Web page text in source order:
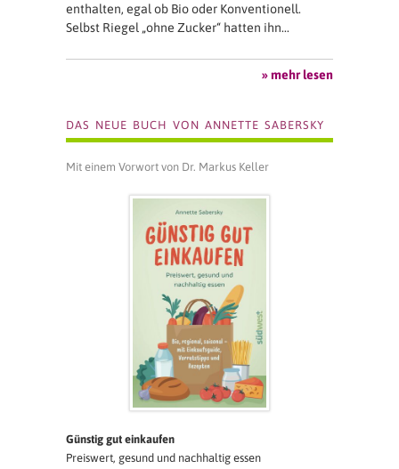
enthalten, egal ob Bio oder Konventionell.
Selbst Riegel „ohne Zucker“ hatten ihn…
» mehr lesen
DAS NEUE BUCH VON ANNETTE SABERSKY
Mit einem Vorwort von Dr. Markus Keller
Günstig gut einkaufen
Preiswert, gesund und nachhaltig essen